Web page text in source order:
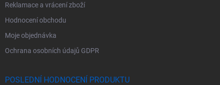
Reklamace a vrácení zboží
Hodnocení obchodu
Moje objednávka
Ochrana osobních údajů GDPR
POSLEDNÍ HODNOCENÍ PRODUKTU